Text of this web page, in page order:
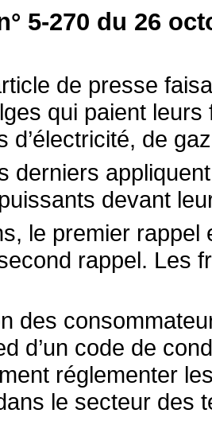
5-270 du 26
de presse
qui paient
d’électricité, de
derniers
devant
le premier
rappel. Les
des
d’un code de
réglementer
le secteur des